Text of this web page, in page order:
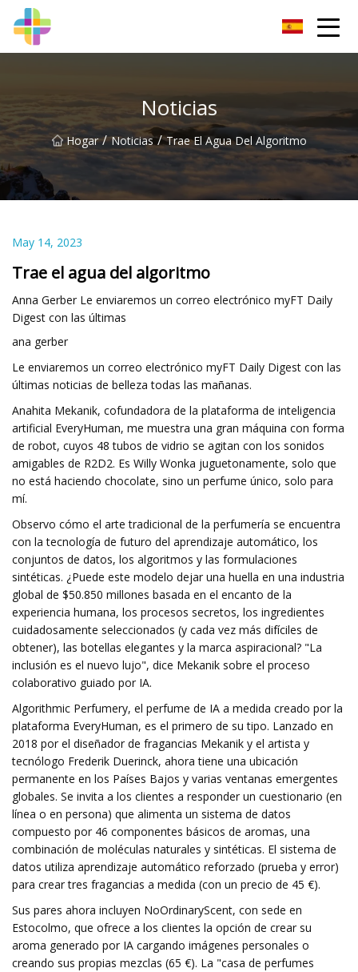
Noticias
Hogar / Noticias / Trae El Agua Del Algoritmo
May 14, 2023
Trae el agua del algoritmo
Anna Gerber Le enviaremos un correo electrónico myFT Daily
Digest con las últimas
ana gerber
Le enviaremos un correo electrónico myFT Daily Digest con las
últimas noticias de belleza todas las mañanas.
Anahita Mekanik, cofundadora de la plataforma de inteligencia
artificial EveryHuman, me muestra una gran máquina con forma
de robot, cuyos 48 tubos de vidrio se agitan con los sonidos
amigables de R2D2. Es Willy Wonka juguetonamente, solo que
no está haciendo chocolate, sino un perfume único, solo para
mí.
Observo cómo el arte tradicional de la perfumería se encuentra
con la tecnología de futuro del aprendizaje automático, los
conjuntos de datos, los algoritmos y las formulaciones
sintéticas. ¿Puede este modelo dejar una huella en una industria
global de $50.850 millones basada en el encanto de la
experiencia humana, los procesos secretos, los ingredientes
cuidadosamente seleccionados (y cada vez más difíciles de
obtener), las botellas elegantes y la marca aspiracional? "La
inclusión es el nuevo lujo", dice Mekanik sobre el proceso
colaborativo guiado por IA.
Algorithmic Perfumery, el perfume de IA a medida creado por la
plataforma EveryHuman, es el primero de su tipo. Lanzado en
2018 por el diseñador de fragancias Mekanik y el artista y
tecnólogo Frederik Duerinck, ahora tiene una ubicación
permanente en los Países Bajos y varias ventanas emergentes
globales. Se invita a los clientes a responder un cuestionario (en
línea o en persona) que alimenta un sistema de datos
compuesto por 46 componentes básicos de aromas, una
combinación de moléculas naturales y sintéticas. El sistema de
datos utiliza aprendizaje automático reforzado (prueba y error)
para crear tres fragancias a medida (con un precio de 45 €).
Sus pares ahora incluyen NoOrdinaryScent, con sede en
Estocolmo, que ofrece a los clientes la opción de crear su
aroma generado por IA cargando imágenes personales o
creando sus propias mezclas (65 €). La "casa de perfumes